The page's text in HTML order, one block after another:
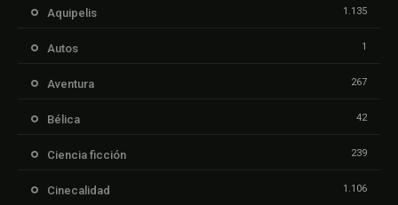
Aquipelis 1.135
Autos 1
Aventura 267
Bélica 42
Ciencia ficción 239
Cinecalidad 1.106